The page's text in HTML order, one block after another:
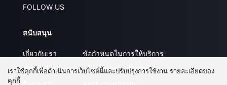
FOLLOW US
สนับสนุน
เกี่ยวกับเรา
คำถามที่พบบ่อย
ข้อกำหนดในการให้บริการ
นโยบายความเป็นส่วนตัว
เราใช้คุกกี้เพื่อดำเนินการเว็บไซต์นี้และปรับปรุงการใช้งาน รายละเอียดของ
คุกกี้